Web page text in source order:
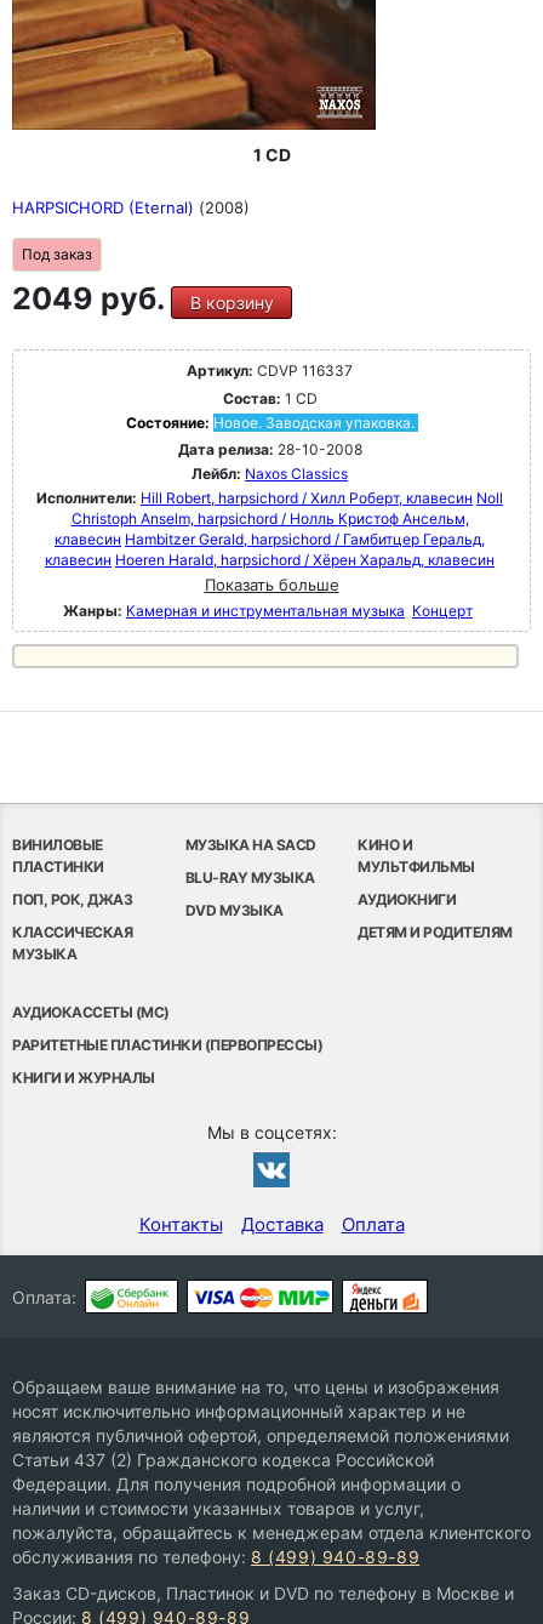
1 CD
HARPSICHORD (Eternal) (2008)
Под заказ
2049 руб. В корзину
Артикул: CDVP 116337
Состав: 1 CD
Состояние: Новое. Заводская упаковка.
Дата релиза: 28-10-2008
Лейбл: Naxos Classics
Исполнители: Hill Robert, harpsichord / Хилл Роберт, клавесин Noll
Christoph Anselm, harpsichord / Нолль Кристоф Ансельм,
клавесин Hambitzer Gerald, harpsichord / Гамбитцер Геральд,
клавесин Hoeren Harald, harpsichord / Хёрен Харальд, клавесин
Показать больше
Жанры: Камерная и инструментальная музыка Концерт
ВИНИЛОВЫЕ
ПЛАСТИНКИ
ПОП, РОК, ДЖАЗ
КЛАССИЧЕСКАЯ
МУЗЫКА
МУЗЫКА НА SACD
BLU-RAY МУЗЫКА
DVD МУЗЫКА
КИНО И
МУЛЬТФИЛЬМЫ
АУДИОКНИГИ
ДЕТЯМ И РОДИТЕЛЯМ
АУДИОКАССЕТЫ (MC)
РАРИТЕТНЫЕ ПЛАСТИНКИ (ПЕРВОПРЕССЫ)
КНИГИ И ЖУРНАЛЫ
Мы в соцсетях:
Контакты Доставка Оплата
Оплата:
Обращаем ваше внимание на то, что цены и изображения
носят исключительно информационный характер и не
являются публичной офертой, определяемой положениями
Статьи 437 (2) Гражданского кодекса Российской
Федерации. Для получения подробной информации о
наличии и стоимости указанных товаров и услуг,
пожалуйста, обращайтесь к менеджерам отдела клиентского
обслуживания по телефону: 8 (499) 940-89-89
Заказ CD-дисков, Пластинок и DVD по телефону в Москве и
России: 8 (499) 940-89-89